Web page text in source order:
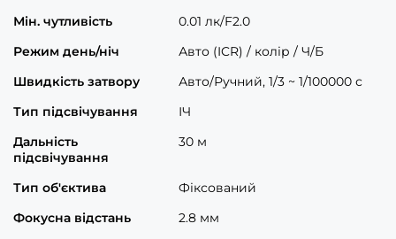
Мін. чутливість
0.01 лк/F2.0
Режим день/ніч
Авто (ICR) / колір / Ч/Б
Швидкість затвору
Авто/Ручний, 1/3 ~ 1/100000 с
Тип підсвічування
ІЧ
Дальність
підсвічування
30 м
Тип об'єктива
Фіксований
Фокусна відстань
2.8 мм